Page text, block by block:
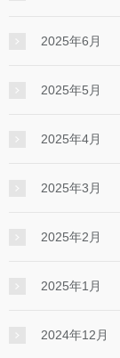
2025年6月
2025年5月
2025年4月
2025年3月
2025年2月
2025年1月
2024年12月